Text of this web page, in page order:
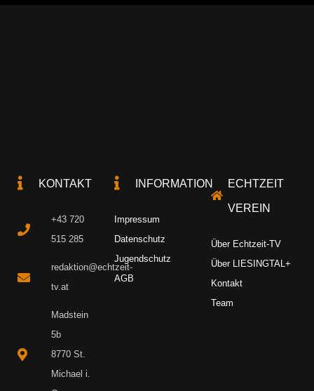
KONTAKT
+43 720
515 285
redaktion@echtzeit-
tv.at
Madstein
5b
8770 St.
Michael i.
INFORMATION
Impressum
Datenschutz
Jugendschutz
AGB
ECHTZEIT
VEREIN
Über Echtzeit-TV
Über LIESINGTAL+
Kontakt
Team